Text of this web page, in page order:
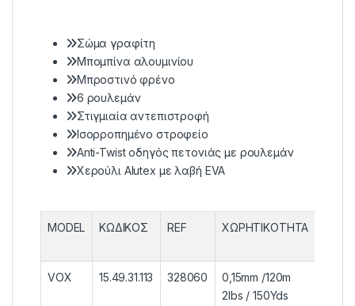
Σώμα γραφίτη
Μπομπίνα αλουμινίου
Μπροστινό φρένο
6 ρουλεμάν
Στιγμιαία αντεπιστροφή
Ισορροπημένο στροφείο
Anti-Twist οδηγός πετονιάς με ρουλεμάν
Χερούλι Alutex με λαβή EVA
MODEL ΚΩΔΙΚΟΣ REF ΧΩΡHTIKOΤΗΤΑ
VOX 15.49.31.113 328060
0,15mm /120m
2lbs / 150Yds